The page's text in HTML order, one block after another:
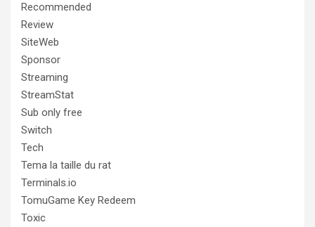
Recommended
Review
SiteWeb
Sponsor
Streaming
StreamStat
Sub only free
Switch
Tech
Tema la taille du rat
Terminals.io
TomuGame Key Redeem
Toxic